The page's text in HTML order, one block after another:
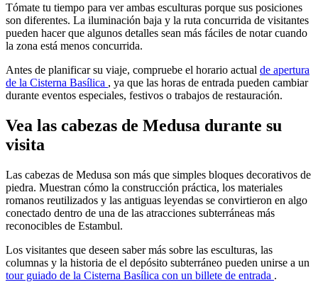
Tómate tu tiempo para ver ambas esculturas porque sus posiciones
son diferentes. La iluminación baja y la ruta concurrida de visitantes
pueden hacer que algunos detalles sean más fáciles de notar cuando
la zona está menos concurrida.
Antes de planificar su viaje, compruebe el horario actual de apertura
de la Cisterna Basílica , ya que las horas de entrada pueden cambiar
durante eventos especiales, festivos o trabajos de restauración.
Vea las cabezas de Medusa durante su
visita
Las cabezas de Medusa son más que simples bloques decorativos de
piedra. Muestran cómo la construcción práctica, los materiales
romanos reutilizados y las antiguas leyendas se convirtieron en algo
conectado dentro de una de las atracciones subterráneas más
reconocibles de Estambul.
Los visitantes que deseen saber más sobre las esculturas, las
columnas y la historia de el depósito subterráneo pueden unirse a un
tour guiado de la Cisterna Basílica con un billete de entrada .